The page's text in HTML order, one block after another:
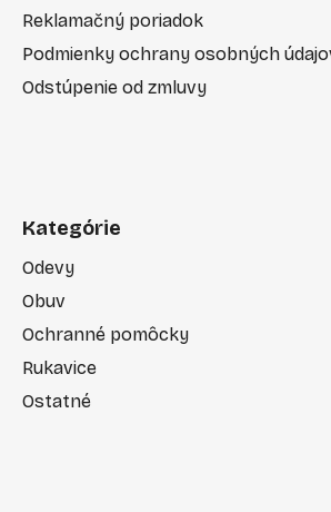
Reklamačný poriadok
Podmienky ochrany osobných
Odstúpenie od zmluvy
Kategórie
Odevy
Obuv
Ochranné pomôcky
Rukavice
Ostatné